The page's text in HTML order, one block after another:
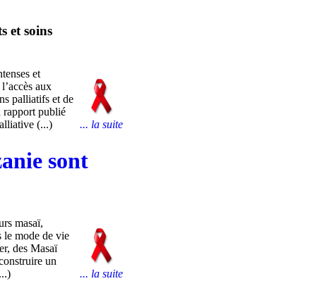
et soins
et
aux
palliatifs et de
rapport publié
(...)
... la suite
sont
masaï,
le mode de vie
des Masaï
un
... la suite